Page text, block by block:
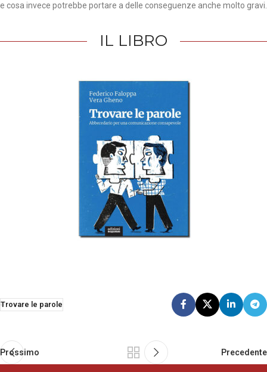
e cosa invece potrebbe portare a delle conseguenze anche molto gravi.
IL LIBRO
Trovare le parole
Prossimo Precedente